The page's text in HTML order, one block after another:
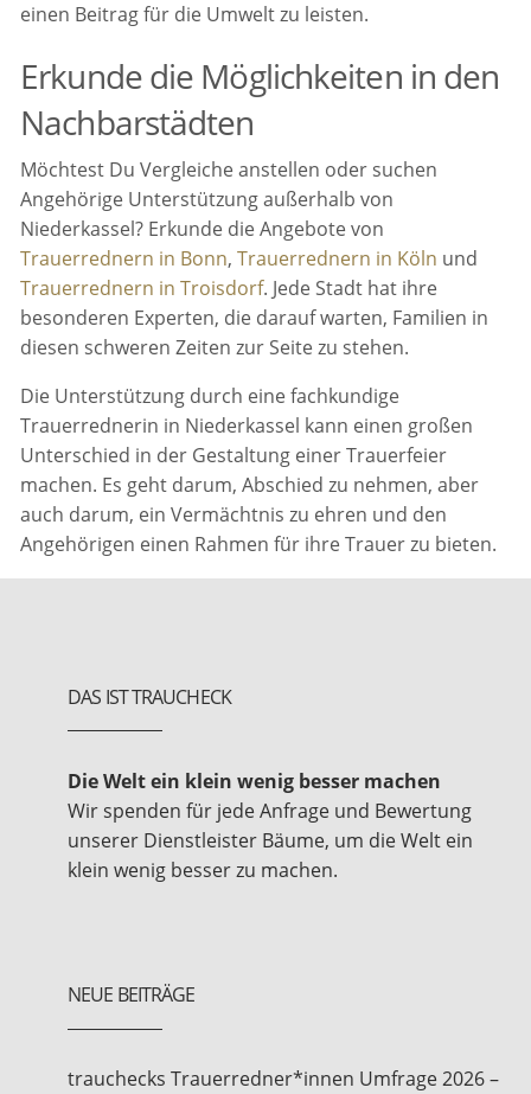
einen Beitrag für die Umwelt zu leisten.
Erkunde die Möglichkeiten in den
Nachbarstädten
Möchtest Du Vergleiche anstellen oder suchen
Angehörige Unterstützung außerhalb von
Niederkassel? Erkunde die Angebote von
Trauerrednern in Bonn,Trauerrednern in Köln und
Trauerrednern in Troisdorf. Jede Stadt hat ihre
besonderen Experten, die darauf warten, Familien in
diesen schweren Zeiten zur Seite zu stehen.
Die Unterstützung durch eine fachkundige
Trauerrednerin in Niederkassel kann einen großen
Unterschied in der Gestaltung einer Trauerfeier
machen. Es geht darum, Abschied zu nehmen, aber
auch darum, ein Vermächtnis zu ehren und den
Angehörigen einen Rahmen für ihre Trauer zu bieten.
DAS IST TRAUCHECK
Die Welt ein klein wenig besser machen
Wir spenden für jede Anfrage und Bewertung
unserer Dienstleister Bäume, um die Welt ein
klein wenig besser zu machen.
NEUE BEITRÄGE
trauchecks Trauerredner*innen Umfrage 2026 –